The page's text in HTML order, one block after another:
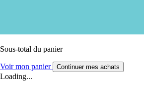
Sous-total du panier
Voir mon panier Continuer mes achats
Loading...